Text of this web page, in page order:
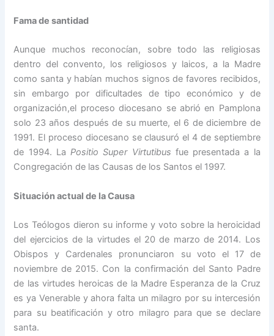
Fama de santidad
Aunque muchos reconocían, sobre todo las religiosas
dentro del convento, los religiosos y laicos, a la Madre
como santa y habían muchos signos de favores recibidos,
sin embargo por dificultades de tipo económico y de
organización,el proceso diocesano se abrió en Pamplona
solo 23 años después de su muerte, el 6 de diciembre de
1991. El proceso diocesano se clausuró el 4 de septiembre
de 1994. LaPositio Super Virtutibus fue presentada a la
Congregación de las Causas de los Santos el 1997.
Situación actual de la Causa
Los Teólogos dieron su informe y voto sobre la heroicidad
del ejercicios de la virtudes el 20 de marzo de 2014. Los
Obispos y Cardenales pronunciaron su voto el 17 de
noviembre de 2015. Con la confirmación del Santo Padre
de las virtudes heroicas de la Madre Esperanza de la Cruz
es ya Venerable y ahora falta un milagro por su intercesión
para su beatificación y otro milagro para que se declare
santa.